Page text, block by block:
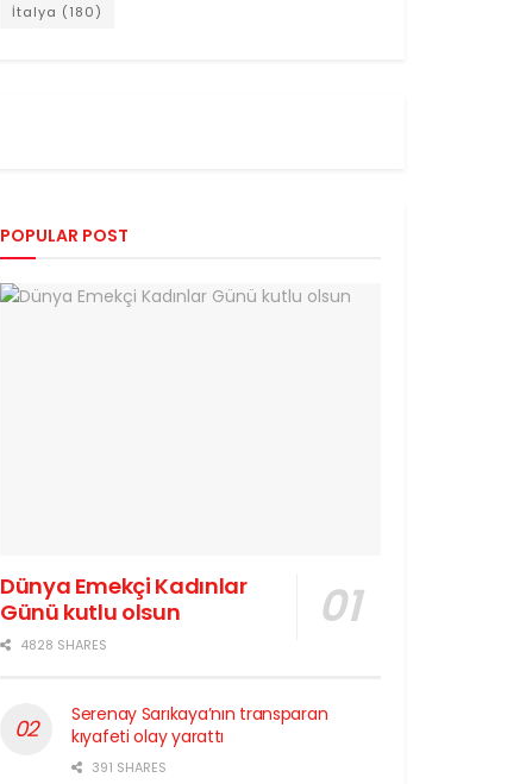
İtalya (180)
POPULAR POST
Dünya Emekçi Kadınlar
Günü kutlu olsun
4828 SHARES
Serenay Sarıkaya’nın transparan
kıyafeti olay yarattı
391 SHARES